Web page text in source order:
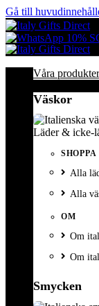
Gå till
10%
Våra produkter
Väskor
Läder & icke-
SHOPPA
Alla
Alla
OM
Om
Om
Smycken